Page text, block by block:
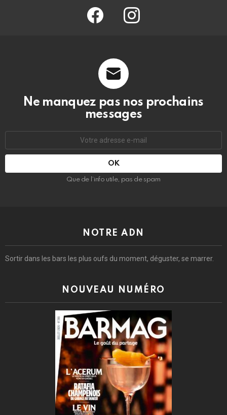
facebook @barmag.fr
Ne manquez pas nos prochains
messages
mail
Que de l’info utile, pas de spam
NOTRE ADN
Sortir dans les bars les plus oufs du moment, déguster, se marrer.
NOUVEAU NUMÉRO